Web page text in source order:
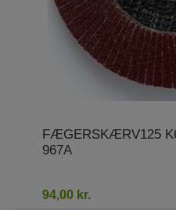
FÆGERSKÆRV125
967A
94,00 kr.